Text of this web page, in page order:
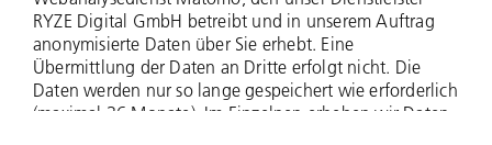
RYZE Digital GmbH betreibt und in unserem Auftrag
anonymisierte Daten über Sie erhebt. Eine
Übermittlung der Daten an Dritte erfolgt nicht. Die
Daten werden nur so lange gespeichert wie erforderlich
(maximal 36 Monate). Im Einzelnen erheben wir Daten